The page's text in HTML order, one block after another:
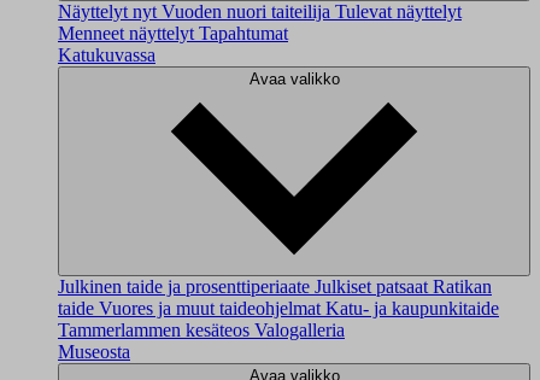
Näyttelyt nyt Vuoden nuori taiteilija Tulevat näyttelyt
Menneet näyttelyt Tapahtumat
Katukuvassa
Avaa valikko
Julkinen taide ja prosenttiperiaate Julkiset patsaat Ratikan
taide Vuores ja muut taideohjelmat Katu- ja kaupunkitaide
Tammerlammen kesäteos Valogalleria
Museosta
Avaa valikko